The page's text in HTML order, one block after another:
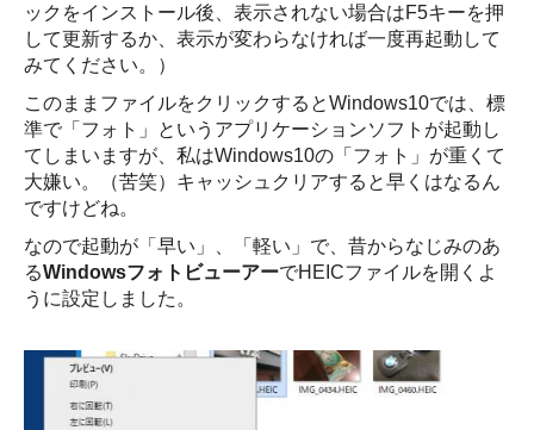
ックをインストール後、表示されない場合はF5キーを押
して更新するか、表示が変わらなければ一度再起動して
みてください。）
このままファイルをクリックするとWindows10では、標
準で「フォト」というアプリケーションソフトが起動し
てしまいますが、私はWindows10の「フォト」が重くて
大嫌い。（苦笑）キャッシュクリアすると早くはなるん
ですけどね。
なので起動が「早い」、「軽い」で、昔からなじみのあ
るWindowsフォトビューアーでHEICファイルを開くよ
うに設定しました。